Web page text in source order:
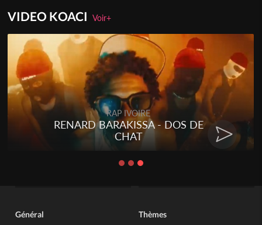
VIDEO KOACIVoir+
RAP IVOIRE
RENARD BARAKISSA - DOS DE
CHAT
Général Thèmes